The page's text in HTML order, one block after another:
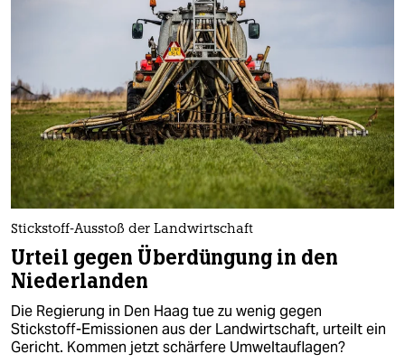
Stickstoff-Ausstoß der Landwirtschaft
Urteil gegen Überdüngung in den
Niederlanden
Die Regierung in Den Haag tue zu wenig gegen
Stickstoff-Emissionen aus der Landwirtschaft, urteilt ein
Gericht. Kommen jetzt schärfere Umweltauflagen?